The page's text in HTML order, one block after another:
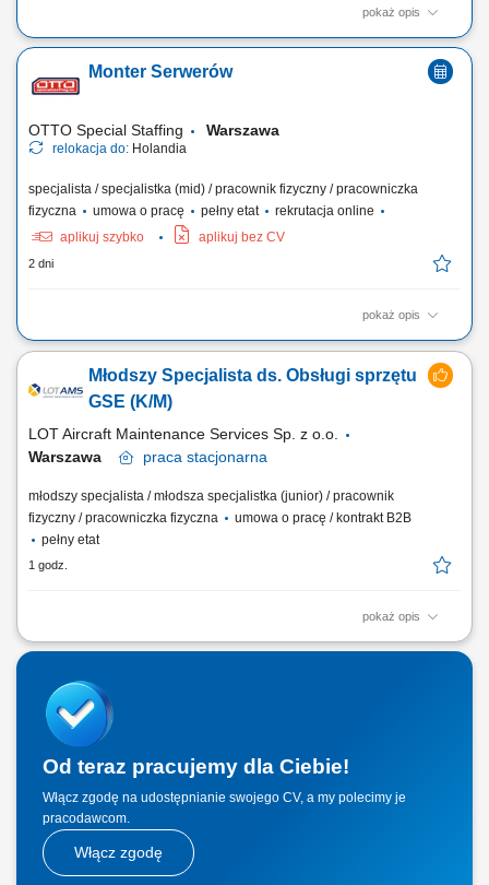
pokaż opis
Zadania: samodzielne, skuteczne i kompleksowe zarządzanie
odpowiedzialność za opracowanie harmonogramu realizacji projektu i
wdrażanie planu działań, reprezentowanie Firmy wobec klienta,
Monter Serwerów
OTTO Special Staffing Warszawa
relokacja do: Holandia
specjalista / specjalistka (mid) / pracownik fizyczny / pracowniczka
fizyczna
umowa o pracę pełny etat
rekrutacja online
aplikuj szybko
aplikuj bez CV
2 dni
pokaż opis
Praca w firmie oznacza pracę w szybko rozwijającej się,
środowiska, w którym liczą się innowacje i rozwój. Jasne procesy i
praca zespołowa pomagają ludziom skutecznie współpracować. Masz
Młodszy Specjalista ds. Obsługi sprzętu
GSE (K/M)
LOT Aircraft Maintenance Services Sp. z o.o.
Warszawa
praca stacjonarna
młodszy specjalista / młodsza specjalistka (junior) / pracownik
fizyczny / pracowniczka fizyczna
umowa o pracę / kontrakt B2B
pełny etat
1 godz.
pokaż opis
Obowiązki na stanowisku: Diagnozowanie usterek oraz usuwanie
przeglądów technicznych i konserwacji zgodnie z wytycznymi
producentów. Monitorowanie oraz utrzymywanie minimalnych stanów
magazynowych materiałów eksploatacyjnych i...
Od teraz pracujemy dla Ciebie!
Włącz zgodę na udostępnianie swojego CV, a my polecimy je
pracodawcom.
Włącz zgodę